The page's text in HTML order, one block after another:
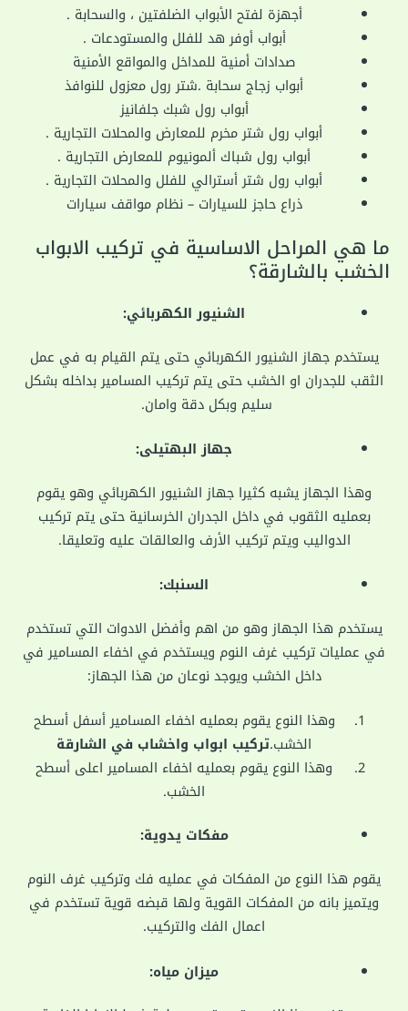
أجهزة لفتح الأبواب الضلفتين ، والسحابة .
أبواب أوفر هد للفلل والمستودعات .
صدادات أمنية للمداخل والمواقع الأمنية
أبواب زجاج سحابة .شتر رول معزول للنوافذ
أبواب رول شبك جلفانيز
أبواب رول شتر مخرم للمعارض والمحلات التجارية .
أبواب رول شباك ألمونيوم للمعارض التجارية .
أبواب رول شتر أسترالي للفلل والمحلات التجارية .
ذراع حاجز للسيارات – نظام مواقف سيارات
ما هي المراحل الاساسية في تركيب الابواب
الخشب بالشارقة؟
الشنيور الكهربائي:
يستخدم جهاز الشنيور الكهربائي حتى يتم القيام به في عمل
الثقب للجدران او الخشب حتى يتم تركيب المسامير بداخله بشكل
سليم وبكل دقة وامان.
جهاز البهتيلى:
وهذا الجهاز يشبه كثيرا جهاز الشنيور الكهربائي وهو يقوم
بعمليه الثقوب في داخل الجدران الخرسانية حتى يتم تركيب
الدواليب ويتم تركيب الأرف والعالقات عليه وتعليقا.
السنبك:
يستخدم هذا الجهاز وهو من اهم وأفضل الادوات التي تستخدم
في عمليات تركيب غرف النوم ويستخدم في اخفاء المسامير في
داخل الخشب ويوجد نوعان من هذا الجهاز:
وهذا النوع يقوم بعمليه اخفاء المسامير أسفل أسطح
الخشب.تركيب ابواب واخشاب في الشارقة
وهذا النوع يقوم بعمليه اخفاء المسامير اعلى أسطح
الخشب.
مفكات يدوية:
يقوم هذا النوع من المفكات في عمليه فك وتركيب غرف النوم
ويتميز بانه من المفكات القوية ولها قبضه قوية تستخدم في
اعمال الفك والتركيب.
ميزان مياه: